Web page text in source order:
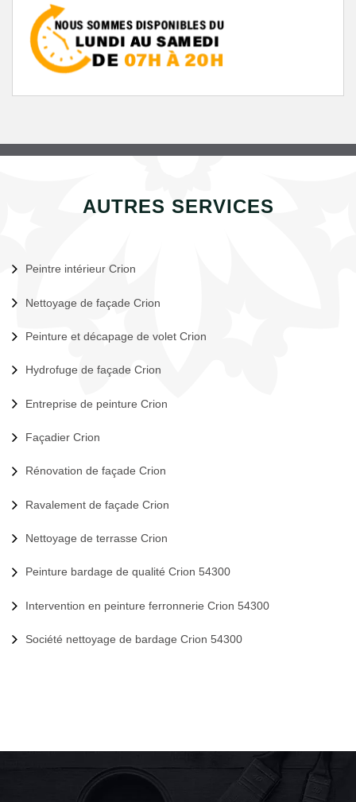
AUTRES SERVICES
Peintre intérieur Crion
Nettoyage de façade Crion
Peinture et décapage de volet Crion
Hydrofuge de façade Crion
Entreprise de peinture Crion
Façadier Crion
Rénovation de façade Crion
Ravalement de façade Crion
Nettoyage de terrasse Crion
Peinture bardage de qualité Crion 54300
Intervention en peinture ferronnerie Crion 54300
Société nettoyage de bardage Crion 54300